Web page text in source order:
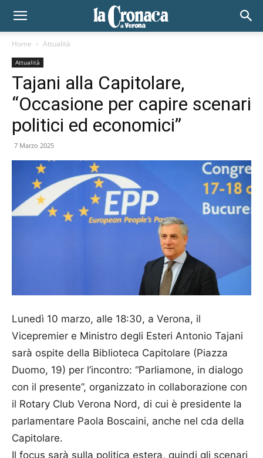
Home Attualità
Attualità
Tajani alla Capitolare,
“Occasione per capire scenari
politici ed economici”
7 Marzo 2025
Lunedì 10 marzo, alle 18:30, a Verona, il
Vicepremier e Ministro degli Esteri Antonio Tajani
sarà ospite della Biblioteca Capitolare (Piazza
Duomo, 19) per l’incontro: “Parliamone, in dialogo
con il presente”, organizzato in collaborazione con
il Rotary Club Verona Nord, di cui è presidente la
parlamentare Paola Boscaini, anche nel cda della
Capitolare.
Il focus sarà sulla politica estera, quindi gli scenari